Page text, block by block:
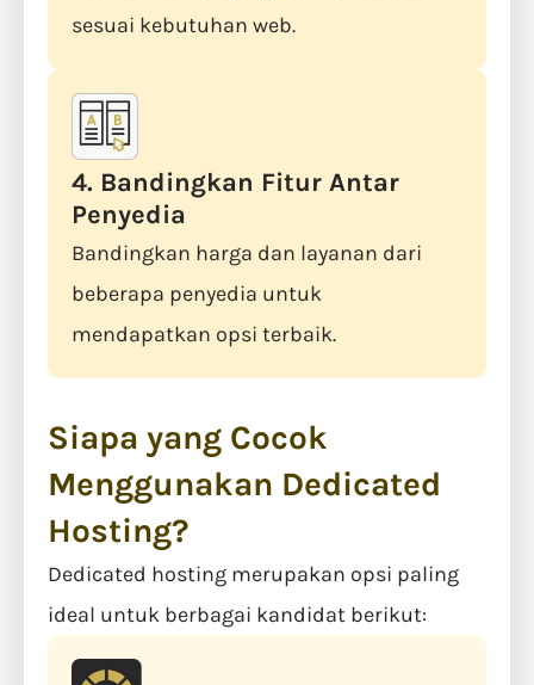
sesuai kebutuhan web.
4. Bandingkan Fitur Antar
Penyedia
Bandingkan harga dan layanan dari
beberapa penyedia untuk
mendapatkan opsi terbaik.
Siapa yang Cocok
Menggunakan Dedicated
Hosting?
Dedicated hosting merupakan opsi paling
ideal untuk berbagai kandidat berikut: